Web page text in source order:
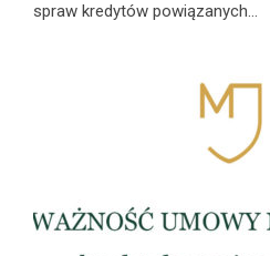
spraw kredytów powiązanych…